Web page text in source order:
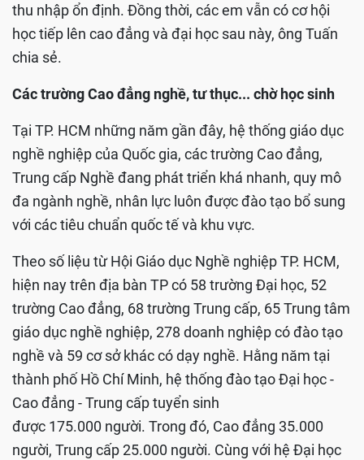
thu nhập ổn định. Đồng thời, các em vẫn có cơ hội
học tiếp lên cao đẳng và đại học sau này, ông Tuấn
chia sẻ.
Các trường Cao đẳng nghề, tư thục... chờ học sinh
Tại TP. HCM những năm gần đây, hệ thống giáo dục
nghề nghiệp của Quốc gia, các trường Cao đẳng,
Trung cấp Nghề đang phát triển khá nhanh, quy mô
đa ngành nghề, nhân lực luôn được đào tạo bổ sung
với các tiêu chuẩn quốc tế và khu vực.
Theo số liệu từ Hội Giáo dục Nghề nghiệp TP. HCM,
hiện nay trên địa bàn TP có 58 trường Đại học, 52
trường Cao đẳng, 68 trường Trung cấp, 65 Trung tâm
giáo dục nghề nghiệp, 278 doanh nghiệp có đào tạo
nghề và 59 cơ sở khác có dạy nghề. Hằng năm tại
thành phố Hồ Chí Minh, hệ thống đào tạo Đại học -
Cao đẳng - Trung cấp tuyển sinh
được 175.000 người. Trong đó, Cao đẳng 35.000
người, Trung cấp 25.000 người. Cùng với hệ Đại học